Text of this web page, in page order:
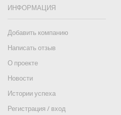
ИНФОРМАЦИЯ
Добавить компанию
Написать отзыв
О проекте
Новости
Истории успеха
Регистрация / вход